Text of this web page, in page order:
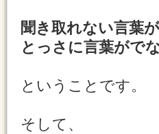
聞き取れない言葉
とっさに言葉がで
ということです。
そして、